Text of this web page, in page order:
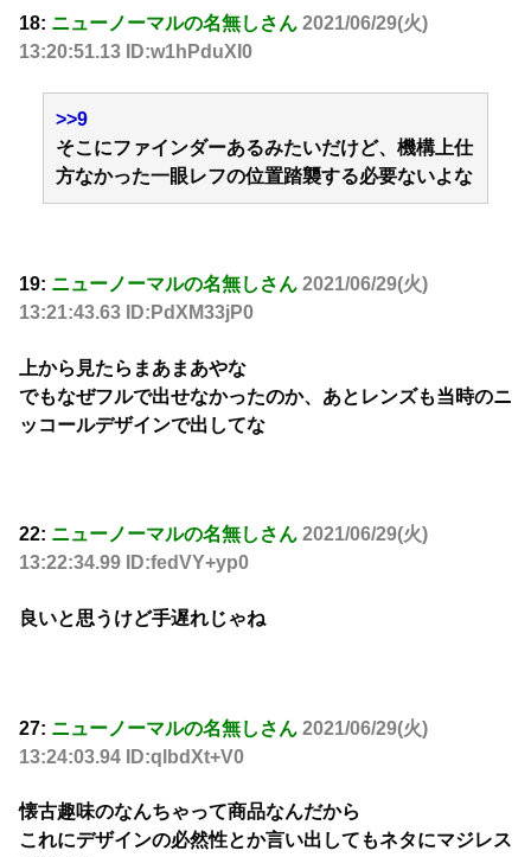
18: ニューノーマルの名無しさん 2021/06/29(火)
13:20:51.13 ID:w1hPduXI0
>>9
そこにファインダーあるみたいだけど、機構上仕
方なかった一眼レフの位置踏襲する必要ないよな
19: ニューノーマルの名無しさん 2021/06/29(火)
13:21:43.63 ID:PdXM33jP0
上から見たらまあまあやな
でもなぜフルで出せなかったのか、あとレンズも当時のニ
ッコールデザインで出してな
22: ニューノーマルの名無しさん 2021/06/29(火)
13:22:34.99 ID:fedVY+yp0
良いと思うけど手遅れじゃね
27: ニューノーマルの名無しさん 2021/06/29(火)
13:24:03.94 ID:qlbdXt+V0
懐古趣味のなんちゃって商品なんだから
これにデザインの必然性とか言い出してもネタにマジレス